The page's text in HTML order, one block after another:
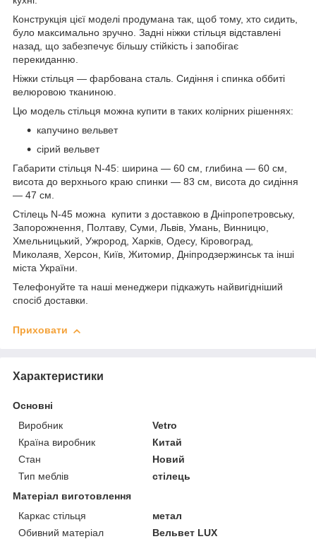
Конструкція цієї моделі продумана так, щоб тому, хто сидить,
було максимально зручно. Задні ніжки стільця відставлені
назад, що забезпечує більшу стійкість і запобігає
перекиданню.
Ніжки стільця — фарбована сталь. Сидіння і спинка оббиті
велюровою тканиною.
Цю модель стільця можна купити в таких колірних рішеннях:
капучино вельвет
сірий вельвет
Габарити стільця N-45: ширина — 60 см, глибина — 60 см,
висота до верхнього краю спинки — 83 см, висота до сидіння
— 47 см.
Стілець N-45 можна купити з доставкою в Дніпропетровську,
Запорожнення, Полтаву, Суми, Львів, Умань, Винницю,
Хмельницький, Ужрород, Харків, Одесу, Кіровоград,
Миколаяв, Херсон, Київ, Житомир, Дніпродзержинськ та інші
міста України.
Телефонуйте та наші менеджери підкажуть найвигідніший
спосіб доставки.
Приховати
Характеристики
Основні
Виробник
Vetro
Країна виробник
Китай
Стан
Новий
Тип меблів
стілець
Матеріал виготовлення
Каркас стільця
метал
Обивний матеріал
Вельвет LUX